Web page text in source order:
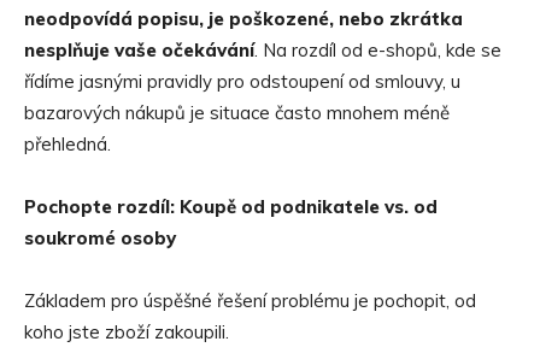
neodpovídá popisu, je poškozené, nebo zkrátka
nesplňuje vaše očekávání. Na rozdíl od e-shopů, kde se
řídíme jasnými pravidly pro odstoupení od smlouvy, u
bazarových nákupů je situace často mnohem méně
přehledná.
Pochopte rozdíl: Koupě od podnikatele vs. od
soukromé osoby
Základem pro úspěšné řešení problému je pochopit, od
koho jste zboží zakoupili.